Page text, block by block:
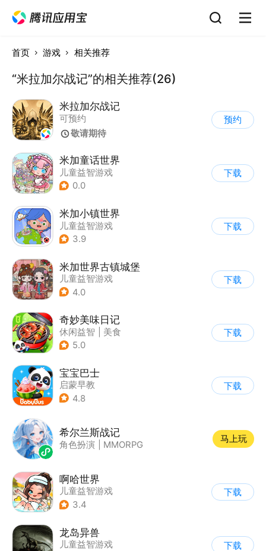
首页 游戏 相关推荐
“米拉加尔战记”的相关推荐(26)
米拉加尔战记
可预约
敬请期待
预约
米加童话世界
儿童益智游戏
0.0
下载
米加小镇世界
儿童益智游戏
3.9
下载
米加世界古镇城堡
儿童益智游戏
4.0
下载
奇妙美味日记
休闲益智
美食
| 宝宝巴士
5.0
下载
宝宝巴士
启蒙早教
| 儿童益智游戏
4.8
下载
希尔兰斯战记
角色扮演 MMORPG
马上玩
啊哈世界
儿童益智游戏
3.4
下载
龙岛异兽
儿童益智游戏
下载